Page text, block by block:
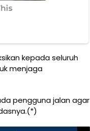
kepada seluruh
menjaga
pengguna jalan agar